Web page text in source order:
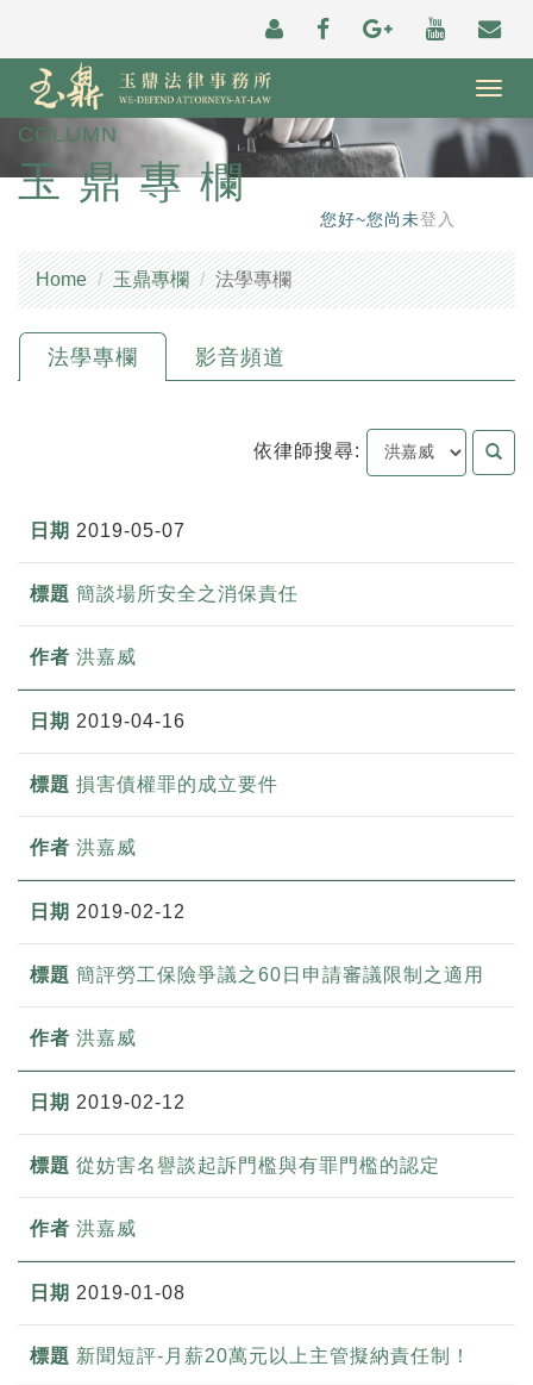
COLUMN
玉鼎專欄
您好~您尚未登入
Home 玉鼎專欄 法學專欄
法學專欄 影音頻道
依律師搜尋:
2019-05-07
簡談場所安全之消保責任
洪嘉威
2019-04-16
損害債權罪的成立要件
洪嘉威
2019-02-12
簡評勞工保險爭議之60日申請審議限制之適用
洪嘉威
2019-02-12
從妨害名譽談起訴門檻與有罪門檻的認定
洪嘉威
2019-01-08
新聞短評-月薪20萬元以上主管擬納責任制！